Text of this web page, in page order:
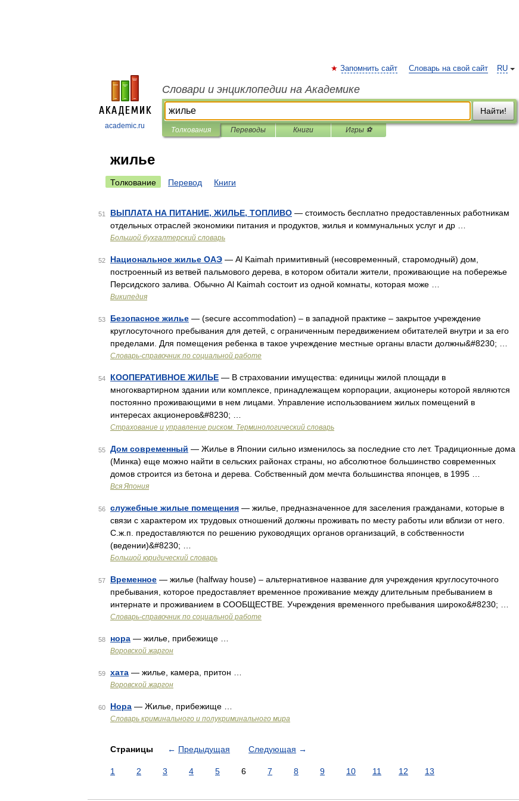
academic.ru
RU
Запомнить сайт Словарь на свой сайт
Словари и энциклопедии на Академике
Найти!
Толкования Переводы Книги Игры ⚽
жилье
Толкование Перевод Книги
51 ВЫПЛАТА НА ПИТАНИЕ, ЖИЛЬЕ, ТОПЛИВО — стоимость бесплатно предоставленных работникам
отдельных отраслей экономики питания и продуктов, жилья и коммунальных услуг и др …
Большой бухгалтерский словарь
52 Национальное жилье ОАЭ — Al Kaimah примитивный (несовременный, старомодный) дом,
построенный из ветвей пальмового дерева, в котором обитали жители, проживающие на побережье
Персидского залива. Обычно Al Kaimah состоит из одной комнаты, которая може …
Википедия
53 Безопасное жилье — (secure accommodation) – в западной практике – закрытое учреждение
круглосуточного пребывания для детей, с ограниченным передвижением обитателей внутри и за его
пределами. Для помещения ребенка в такое учреждение местные органы власти должны&#8230; …
Словарь-справочник по социальной работе
54 КООПЕРАТИВНОЕ ЖИЛЬЕ — В страховании имущества: единицы жилой площади в
многоквартирном здании или комплексе, принадлежащем корпорации, акционеры которой являются
постоянно проживающими в нем лицами. Управление использованием жилых помещений в
интересах акционеров&#8230; …
Страхование и управление риском. Терминологический словарь
55 Дом современный — Жилье в Японии сильно изменилось за последние сто лет. Традиционные дома
(Минка) еще можно найти в сельских районах страны, но абсолютное большинство современных
домов строится из бетона и дерева. Собственный дом мечта большинства японцев, в 1995 …
Вся Япония
56 служебные жилые помещения — жилье, предназначенное для заселения гражданами, которые в
связи с характером их трудовых отношений должны проживать по месту работы или вблизи от него.
С.ж.п. предоставляются по решению руководящих органов организаций, в собственности
(ведении)&#8230; …
Большой юридический словарь
57 Временное — жилье (halfway house) – альтернативное название для учреждения круглосуточного
пребывания, которое предоставляет временное проживание между длительным пребыванием в
интернате и проживанием в СООБЩЕСТВЕ. Учреждения временного пребывания широко&#8230; …
Словарь-справочник по социальной работе
58 нора — жилье, прибежище …
Воровской жаргон
59 хата — жилье, камера, притон …
Воровской жаргон
60 Нора — Жилье, прибежище …
Словарь криминального и полукриминального мира
Страницы ← Предыдущая Следующая →
1 2 3 4 5 6 7 8 9 10 11 12 13